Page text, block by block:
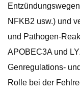
NFKB2 usw.) und
und Pathogen-
APOBEC3A und
Genregulations-
Rolle bei der